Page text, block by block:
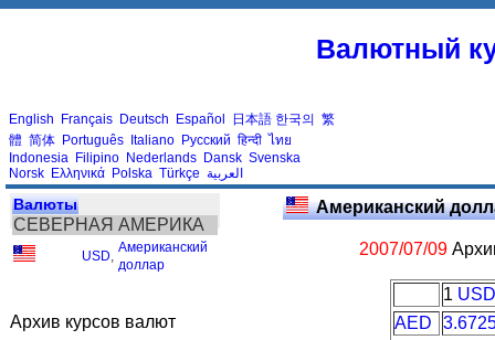
Валютный
English Français Deutsch Español 日本語 한국의 繁
體 简体 Português Italiano Русский हिन्दी ไทย
Indonesia Filipino Nederlands Dansk Svenska
Norsk Ελληνικά Polska Türkçe العربية
Валюты
СЕВЕРНАЯ АМЕРИКА
USD
Американский
доллар
Архив курсов валют
Американский
2007/07/09
1
AED